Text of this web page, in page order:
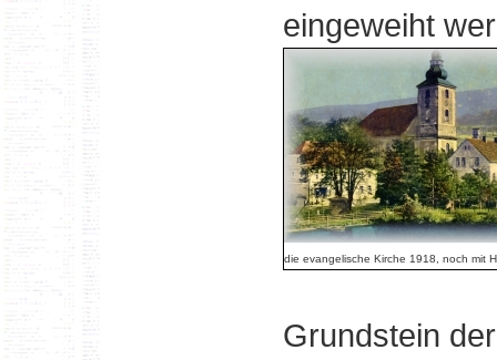
eingeweiht
die evangelische Kirche 1918, noch mit
Grundstein